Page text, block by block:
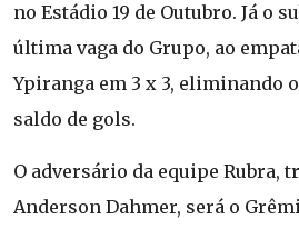
no Estádio 19 de Outubro. Já o
última vaga do Grupo, ao
Ypiranga em 3 x 3, eliminando
saldo de gols.
O adversário da equipe Rubra,
Anderson Dahmer, será o